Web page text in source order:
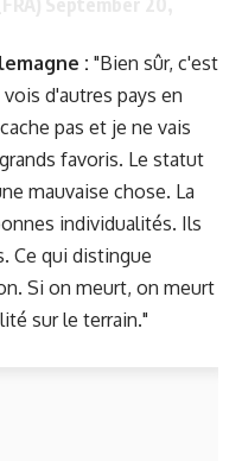
: "Bien sûr, c'est
d'autres pays en
pas et je ne vais
favoris. Le statut
mauvaise chose. La
individualités. Ils
Ce qui distingue
Si on meurt, on meurt
sur le terrain."